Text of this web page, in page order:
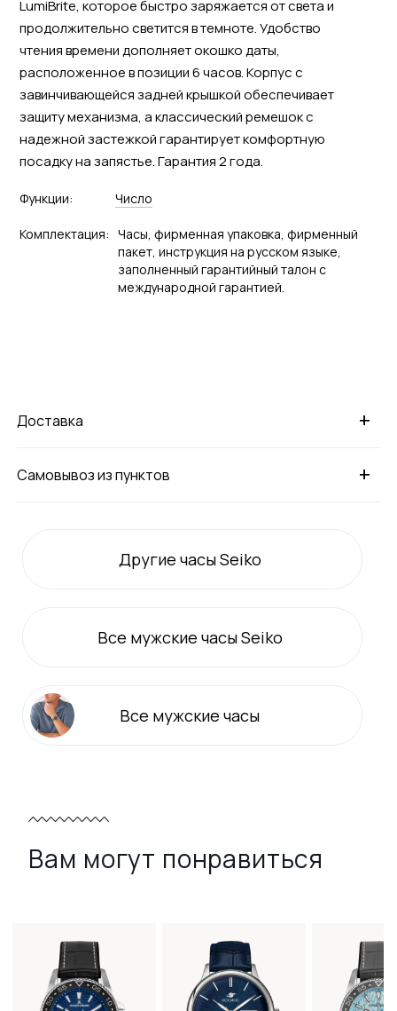
LumiBrite, которое быстро заряжается от света и
продолжительно светится в темноте. Удобство
чтения времени дополняет окошко даты,
расположенное в позиции 6 часов. Корпус с
завинчивающейся задней крышкой обеспечивает
защиту механизма, а классический ремешок с
надежной застежкой гарантирует комфортную
посадку на запястье. Гарантия 2 года.
Функции: Число
Комплектация: Часы, фирменная упаковка, фирменный
пакет, инструкция на русском языке,
заполненный гарантийный талон с
международной гарантией.
+
Доставка
+
Самовывоз из пунктов
Другие часы Seiko
Все мужские часы Seiko
Все мужские часы
Вам могут понравиться